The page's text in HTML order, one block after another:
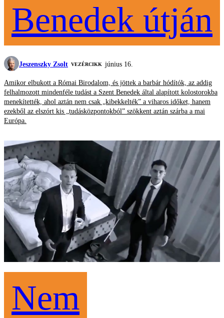
Benedek útján
Jeszenszky Zsolt VEZÉRCIKK június 16.
Amikor elbukott a Római Birodalom, és jöttek a barbár hódítók, az addig
felhalmozott mindenféle tudást a Szent Benedek által alapított kolostorokba
menekítették, ahol aztán nem csak „kibekkelték” a viharos időket, hanem
ezekből az elszórt kis „tudásközpontokból” szökkent aztán szárba a mai
Európa.
Nem